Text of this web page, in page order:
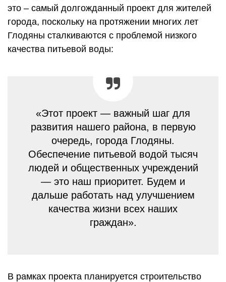
это – самый долгожданный проект для жителей
города, поскольку на протяжении многих лет
Глодяны сталкиваются с проблемой низкого
качества питьевой воды:
«Этот проект — важный шаг для
развития нашего района, в первую
очередь, города Глодяны.
Обеспечение питьевой водой тысяч
людей и общественных учреждений
— это наш приоритет. Будем и
дальше работать над улучшением
качества жизни всех наших
граждан».
В рамках проекта планируется строительство